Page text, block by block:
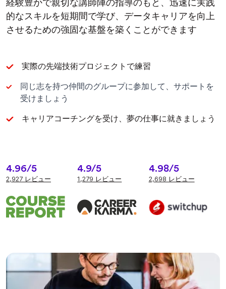
経験豊かで親切な講師陣の指導のもと、迅速に実践
的なスキルを短期間で学び、データキャリアを向上
させるための強固な基盤を築くことができます
実際の先端技術プロジェクトで練習
同じ志を持つ仲間のグループに参加して、サポートを
受けましょう
キャリアコーチングを受け、夢の仕事に就きましょう
4.96/5
2,927 レビュー
4.9/5
1,279 レビュー
4.98/5
2,698 レビュー